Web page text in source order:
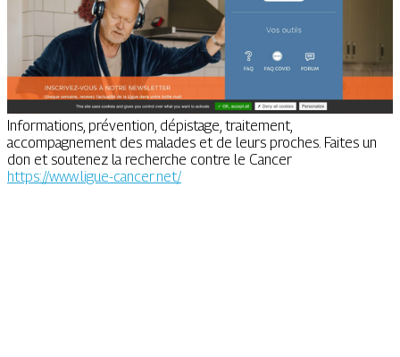
Informations, prévention, dépistage, traitement,
accompagnement des malades et de leurs proches. Faites un
don et soutenez la recherche contre le Cancer
https://www.ligue-cancer.net/